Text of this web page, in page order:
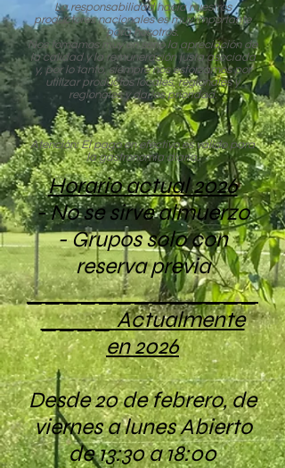
La responsabilidad hacia nuestros
productores nacionales es muy importante
para nosotros.
Nos tomamos muy en serio la apreciación de
la calidad y la remuneración justa asociada
y, por lo tanto, siempre nos esforzamos por
utilizar productos locales, regionales y
regionales y darles prioridad.
Atención: El pago en efectivo es válido para
la gastronomía diaria.
Horario actual 2026
- No se sirve almuerzo
- Grupos solo con
reserva previa
_____________
____ Actualmente
en 2026
Desde 20 de febrero, de
viernes a lunes Abierto
de 13:30 a 18:00